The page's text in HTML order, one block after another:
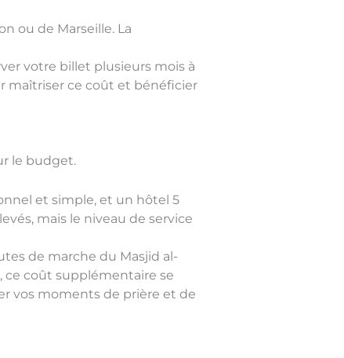
ou de Marseille. La
votre billet plusieurs mois à
maîtriser ce coût et bénéficier
le budget.
et simple, et un hôtel 5
mais le niveau de service
de marche du Masjid al-
ce coût supplémentaire se
vos moments de prière et de